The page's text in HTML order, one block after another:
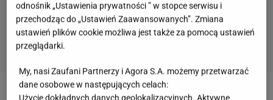
Weekendowy quiz wyłoni prymusów. Większość z
was odpada już w 3. pytaniu
odnośnik „Ustawienia prywatności ” w stopce serwisu i
przechodząc do „Ustawień Zaawansowanych”. Zmiana
ustawień plików cookie możliwa jest także za pomocą ustawień
przeglądarki.
My, nasi Zaufani Partnerzy i Agora S.A. możemy przetwarzać
dane osobowe w następujących celach:
Użycie dokładnych danych geolokalizacyjnych. Aktywne